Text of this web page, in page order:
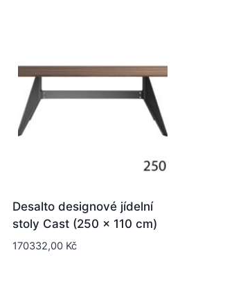
Desalto designové jídelní
stoly Cast (250 x 110 cm)
170332,00 Kč